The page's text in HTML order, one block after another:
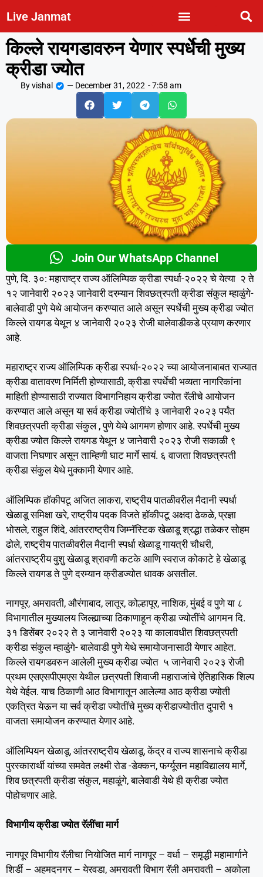
Live Janmat
किल्ले रायगडावरुन येणार स्पर्धेची मुख्य
क्रीडा ज्योत
Byvishal — December 31, 2022 -7:58 am
Join Our WhatsApp Channel
पुणे, दि. ३०: महाराष्ट्र राज्य ऑलिम्पिक क्रीडा स्पर्धा-२०२२ चे येत्या २ ते
१२ जानेवारी २०२३ जानेवारी दरम्यान शिवछत्रपती क्रीडा संकुल म्हाळुंगे-
बालेवाडी पुणे येथे आयोजन करण्यात आले असून स्पर्धेची मुख्य क्रीडा ज्योत
किल्ले रायगड येथून ४ जानेवारी २०२३ रोजी बालेवाडीकडे प्रयाण करणार
आहे.
महाराष्ट्र राज्य ऑलिम्पिक क्रीडा स्पर्धा-२०२२ च्या आयोजनाबाबत राज्यात
क्रीडा वातावरण निर्मिती होण्यासाठी, क्रीडा स्पर्धेची भव्यता नागरिकांना
माहिती होण्यासाठी राज्यात विभागनिहाय क्रीडा ज्योत रॅलीचे आयोजन
करण्यात आले असून या सर्व क्रीडा ज्योतींचे ३ जानेवारी २०२३ पर्यंत
शिवछत्रपती क्रीडा संकुल , पुणे येथे आगमण होणार आहे. स्पर्धेची मुख्य
क्रीडा ज्योत किल्ले रायगड येथून ४ जानेवारी २०२३ रोजी सकाळी ९
वाजता निघणार असून ताम्हिणी घाट मार्गे सायं. ६ वाजता शिवछत्रपती
क्रीडा संकुल येथे मुक्कामी येणार आहे.
ऑलिम्पिक हॉकीपटू अजित लाकरा, राष्ट्रीय पातळीवरील मैदानी स्पर्धा
खेळाडू समिक्षा खरे, राष्ट्रीय पदक विजते हॉकीपटू अक्षदा ढेकळे, प्रज्ञा
भोसले, राहुल शिंदे, आंतरराष्ट्रीय जिम्नॅस्टिक खेळाडू श्रद्धा तळेकर सोहम
ढोले, राष्ट्रीय पातळीवरील मैदानी स्पर्धा खेळाडू गायत्री चौधरी,
आंतरराष्ट्रीय वुशु खेळाडू श्रावणी कटके आणि स्वराज कोकाटे हे खेळाडू
किल्ले रायगड ते पुणे दरम्यान क्रीडज्योत धावक असतील.
नागपूर, अमरावती, औरंगाबाद, लातूर, कोल्हापूर, नाशिक, मुंबई व पुणे या ८
विभागातील मुख्यालय जिल्ह्याच्या ठिकाणाहून क्रीडा ज्योतींचे आगमन दि.
३१ डिसेंबर २०२२ ते ३ जानेवारी २०२३ या कालावधीत शिवछत्रपती
क्रीडा संकुल म्हाळुंगे- बालेवाडी पुणे येथे समायोजनासाठी येणार आहेत.
किल्ले रायगडवरुन आलेली मुख्य क्रीडा ज्योत ५ जानेवारी २०२३ रोजी
प्रथम एसएसपीएमएस येथील छत्रपती शिवाजी महाराजांचे ऐतिहासिक शिल्प
येथे येईल. याच ठिकाणी आठ विभागातून आलेल्या आठ क्रीडा ज्योती
एकत्रित येऊन या सर्व क्रीडा ज्योतींचे मुख्य क्रीडाज्योतीत दुपारी १
वाजता समायोजन करण्यात येणार आहे.
ऑलिम्पियन खेळाडू, आंतरराष्ट्रीय खेळाडू, केंद्र व राज्य शासनाचे क्रीडा
पुरस्कारार्थी यांच्या समवेत लक्ष्मी रोड -डेक्कन, फर्ग्यूसन महाविद्यालय मार्गे,
शिव छत्रपती क्रीडा संकुल, महाळूंगे, बालेवाडी येथे ही क्रीडा ज्योत
पोहोचणार आहे.
विभागीय क्रीडा ज्योत रॅलींचा मार्ग
नागपूर विभागीय रॅलीचा नियोजित मार्ग नागपूर – वर्धा – समृद्धी महामार्गाने
शिर्डी – अहमदनगर – येरवडा, अमरावती विभाग रॅली अमरावती – अकोला